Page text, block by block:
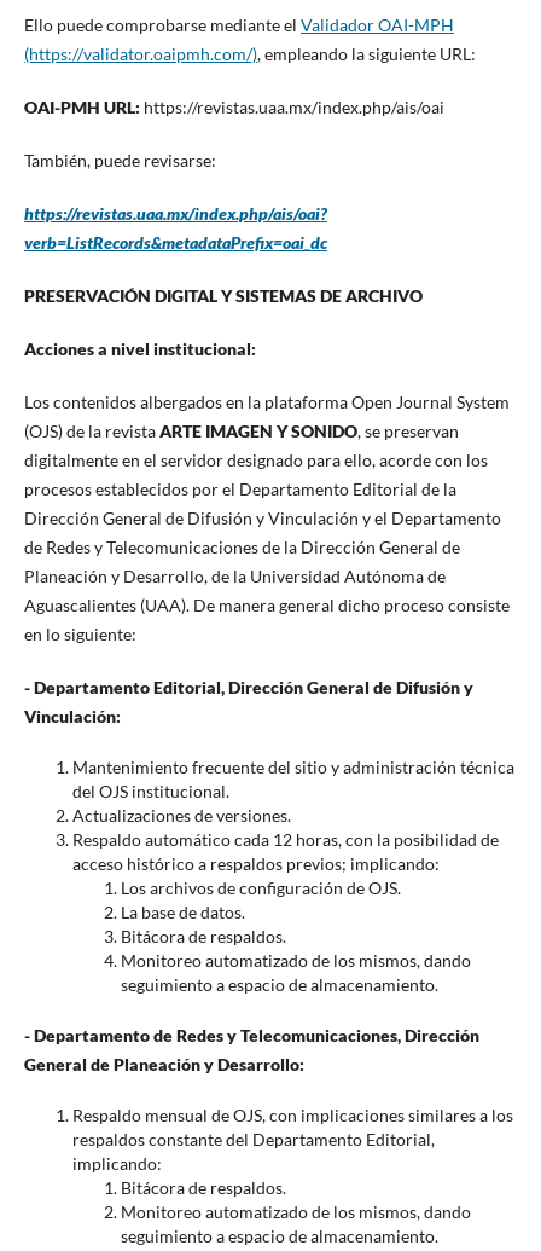
Ello puede comprobarse mediante el Validador OAI-MPH
(https://validator.oaipmh.com/), empleando la siguiente URL:
OAI-PMH URL: https://revistas.uaa.mx/index.php/ais/oai
También, puede revisarse:
https://revistas.uaa.mx/index.php/ais/oai?
verb=ListRecords&metadataPrefix=oai_dc
PRESERVACIÓN DIGITAL Y SISTEMAS DE ARCHIVO
Acciones a nivel institucional:
Los contenidos albergados en la plataforma Open Journal System
(OJS) de la revistaARTE IMAGEN Y SONIDO, se preservan
digitalmente en el servidor designado para ello, acorde con los
procesos establecidos por el Departamento Editorial de la
Dirección General de Difusión y Vinculación y el Departamento
de Redes y Telecomunicaciones de la Dirección General de
Planeación y Desarrollo, de la Universidad Autónoma de
Aguascalientes (UAA). De manera general dicho proceso consiste
en lo siguiente:
- Departamento Editorial, Dirección General de Difusión y
Vinculación:
Mantenimiento frecuente del sitio y administración técnica
del OJS institucional.
Actualizaciones de versiones.
Respaldo automático cada 12 horas, con la posibilidad de
acceso histórico a respaldos previos; implicando:
Los archivos de configuración de OJS.
La base de datos.
Bitácora de respaldos.
Monitoreo automatizado de los mismos, dando
seguimiento a espacio de almacenamiento.
- Departamento de Redes y Telecomunicaciones, Dirección
General de Planeación y Desarrollo:
Respaldo mensual de OJS, con implicaciones similares a los
respaldos constante del Departamento Editorial,
implicando:
Bitácora de respaldos.
Monitoreo automatizado de los mismos, dando
seguimiento a espacio de almacenamiento.